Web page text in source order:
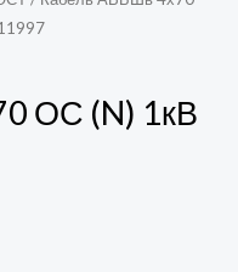
ОС (N) 1кВ